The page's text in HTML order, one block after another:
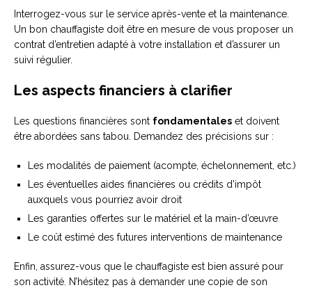
Interrogez-vous sur le service après-vente et la maintenance.
Un bon chauffagiste doit être en mesure de vous proposer un
contrat d’entretien adapté à votre installation et d’assurer un
suivi régulier.
Les aspects financiers à clarifier
Les questions financières sont fondamentales et doivent
être abordées sans tabou. Demandez des précisions sur :
Les modalités de paiement (acompte, échelonnement, etc.)
Les éventuelles aides financières ou crédits d’impôt
auxquels vous pourriez avoir droit
Les garanties offertes sur le matériel et la main-d’œuvre
Le coût estimé des futures interventions de maintenance
Enfin, assurez-vous que le chauffagiste est bien assuré pour
son activité. N’hésitez pas à demander une copie de son